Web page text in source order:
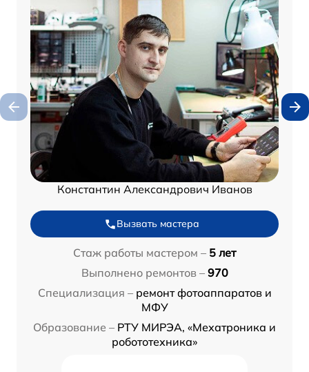
Константин Александрович Иванов
Вызвать мастера
Стаж работы мастером – 5 лет
Выполнено ремонтов – 970
Специализация – ремонт фотоаппаратов и
МФУ
Образование – РТУ МИРЭА, «Мехатроника и
робототехника»